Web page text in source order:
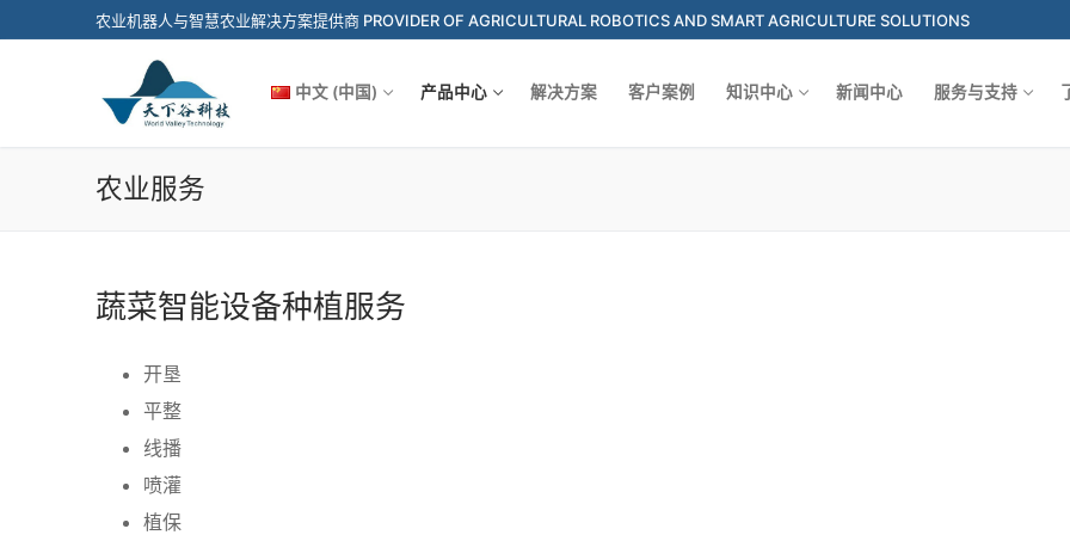
to
农业机器人与智慧农业解决方案提供商 PROVIDER OF AGRICULTURAL ROBOTICS AND SMART AGRICULTURE SOLUTIONS
中文 (中国) 产品中心 解决方案 客户案例 知识中心 新闻中心 服务与支持
农业服务
蔬菜智能设备种植服务
开垦
平整
线播
喷灌
植保